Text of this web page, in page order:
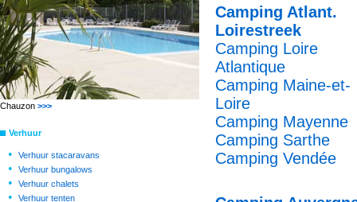
Chauzon >>>
Verhuur
• Verhuur stacaravans
• Verhuur bungalows
• Verhuur chalets
• Verhuur tenten
Camping Atlant.
Loirestreek
Camping Loire
Atlantique
Camping Maine-et-
Loire
Camping Mayenne
Camping Sarthe
Camping Vendée